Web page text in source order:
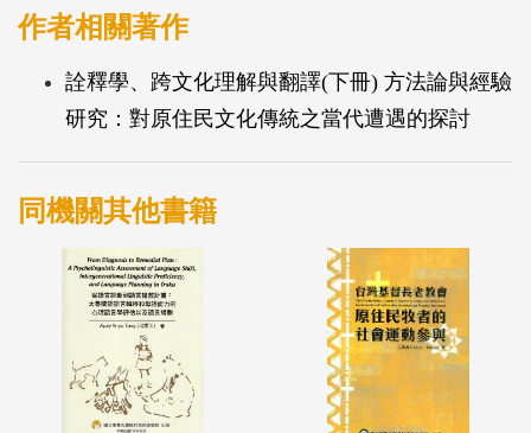
問的優先性與問答邏輯、6. 語言作為詮釋學經驗的媒
述內容摘要整理作為小結。
作者相關著作
詮釋學、跨文化理解與翻譯(下冊) 方法論與經驗
研究：對原住民文化傳統之當代遭遇的探討
同機關其他書籍